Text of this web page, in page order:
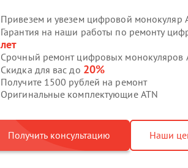
Привезем и увезем цифровой монокуляр
Гарантия на наши работы по ремонту
лет
Срочный ремонт цифровых монокуляров
Скидка для вас до 20%
Получите 1500 рублей на ремонт
Оригинальные комплектующие ATN
Получить консультацию Наши